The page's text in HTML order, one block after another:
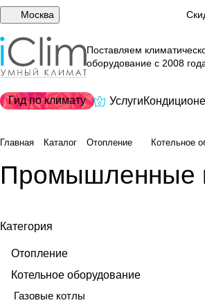
Москва
Поставляем
оборудование с 2008
Гид по климату Услуги
Главная Каталог Отопление Котельное
Промышленные
Категория
Отопление
Котельное оборудование
Газовые котлы